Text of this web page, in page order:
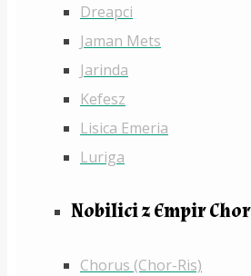
Dreapci
Jaman Mets
Jarinda
Kefesz
Lisica Emeria
Luriga
Nobilici z Empir Chor
Chorus (Chor-Ris)